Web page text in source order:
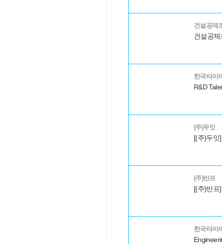
건설공제
한국타이
R&D
(주)두잇
(주)반프
한국타이